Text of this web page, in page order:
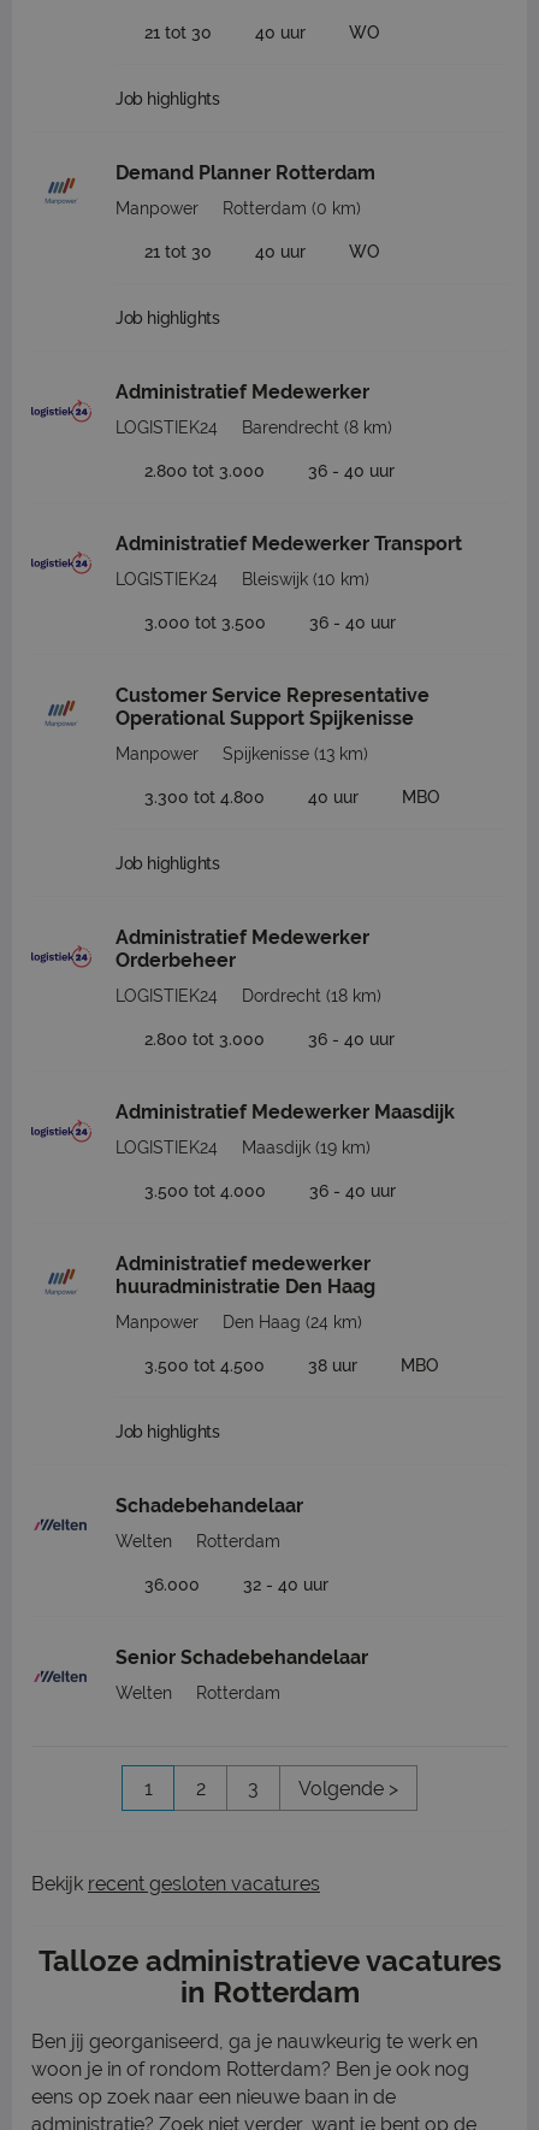
21 tot 30 40 uur WO
Job highlights
Demand Planner Rotterdam
Manpower Rotterdam (0 km)
21 tot 30 40 uur WO
Job highlights
Administratief Medewerker
LOGISTIEK24 Barendrecht (8 km)
2.800 tot 3.000 36 - 40 uur
Administratief Medewerker Transport
LOGISTIEK24 Bleiswijk (10 km)
3.000 tot 3.500 36 - 40 uur
Customer Service Representative
Operational Support Spijkenisse
Manpower Spijkenisse (13 km)
3.300 tot 4.800 40 uur MBO
Job highlights
Administratief Medewerker
Orderbeheer
LOGISTIEK24 Dordrecht (18 km)
2.800 tot 3.000 36 - 40 uur
Administratief Medewerker Maasdijk
LOGISTIEK24 Maasdijk (19 km)
3.500 tot 4.000 36 - 40 uur
Administratief medewerker
huuradministratie Den Haag
Manpower Den Haag (24 km)
3.500 tot 4.500 38 uur MBO
Job highlights
Schadebehandelaar
Welten Rotterdam
36.000 32 - 40 uur
Senior Schadebehandelaar
Welten Rotterdam
1 2 3 Volgende >
Bekijk recent gesloten vacatures
Talloze administratieve vacatures
in Rotterdam
Ben jij georganiseerd, ga je nauwkeurig te werk en
woon je in of rondom Rotterdam? Ben je ook nog
eens op zoek naar een nieuwe baan in de
administratie? Zoek niet verder, want je bent op de